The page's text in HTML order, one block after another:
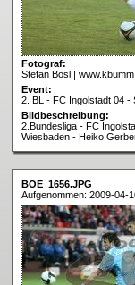
Fotograf:
Stefan Bösl |
Event:
2. BL - FC Ingolstadt 04 -
Bildbeschreibung:
2.Bundesliga - FC
Wiesbaden - Heiko
BOE_1656.JPG
Aufgenommen: 2009-04-